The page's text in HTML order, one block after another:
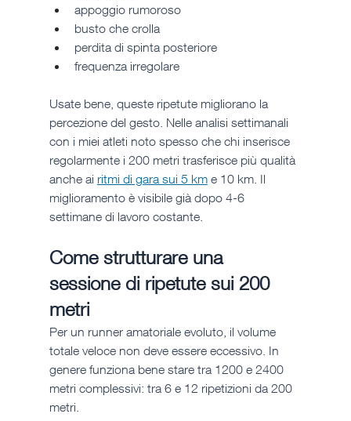
appoggio rumoroso
busto che crolla
perdita di spinta posteriore
frequenza irregolare
Usate bene, queste ripetute migliorano la
percezione del gesto. Nelle analisi settimanali
con i miei atleti noto spesso che chi inserisce
regolarmente i 200 metri trasferisce più qualità
anche ai ritmi di gara sui 5 km e 10 km. Il
miglioramento è visibile già dopo 4-6
settimane di lavoro costante.
Come strutturare una
sessione di ripetute sui 200
metri
Per un runner amatoriale evoluto, il volume
totale veloce non deve essere eccessivo. In
genere funziona bene stare tra 1200 e 2400
metri complessivi: tra 6 e 12 ripetizioni da 200
metri.